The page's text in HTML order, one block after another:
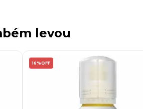
levou
16% OFF